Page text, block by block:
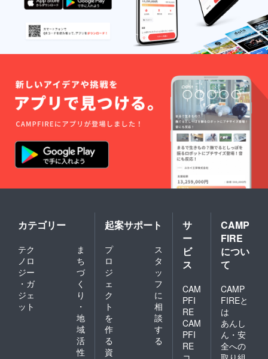
カテゴリー
テク
ノロ
ジー
・ガ
ジェ
ット
ま
ち
づ
く
り
・
地
域
活
性
起案サポート
プ
ロ
ジ
ェ
ク
ト
を
作
る
ス
タ
ッ
フ
に
相
談
す
る
資
サ
ー
ビ
ス
CAM
PFI
RE
CAM
PFI
RE
CAMP
FIRE
につい
て
CAMP
FIREと
は
あんし
ん・安
全への